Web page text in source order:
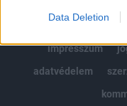
Data Deletion
impresszum
adatvédelem